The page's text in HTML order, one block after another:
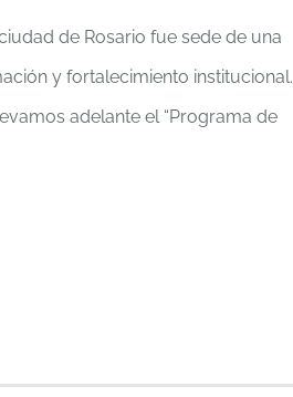
de Rosario fue sede de una
y fortalecimiento institucional.
adelante el “Programa de